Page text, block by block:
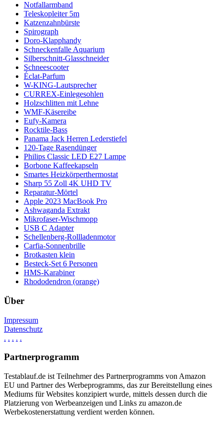
Notfallarmband
Teleskopleiter 5m
Katzenzahnbürste
Spirograph
Doro-Klapphandy
Schneckenfalle Aquarium
Silberschnitt-Glasschneider
Schneescooter
Éclat-Parfum
W-KING-Lautsprecher
CURREX-Einlegesohlen
Holzschlitten mit Lehne
WMF-Käsereibe
Eufy-Kamera
Rocktile-Bass
Panama Jack Herren Lederstiefel
120-Tage Rasendünger
Philips Classic LED E27 Lampe
Borbone Kaffeekapseln
Smartes Heizkörperthermostat
Sharp 55 Zoll 4K UHD TV
Reparatur-Mörtel
Apple 2023 MacBook Pro
Ashwaganda Extrakt
Mikrofaser-Wischmopp
USB C Adapter
Schellenberg-Rollladenmotor
Carfia-Sonnenbrille
Brotkasten klein
Besteck-Set 6 Personen
HMS-Karabiner
Rhododendron (orange)
Über
Impressum
Datenschutz
. . . . .
Partnerprogramm
Testablauf.de ist Teilnehmer des Partnerprogramms von Amazon
EU und Partner des Werbeprogramms, das zur Bereitstellung eines
Mediums für Websites konzipiert wurde, mittels dessen durch die
Platzierung von Werbeanzeigen und Links zu amazon.de
Werbekostenerstattung verdient werden können.